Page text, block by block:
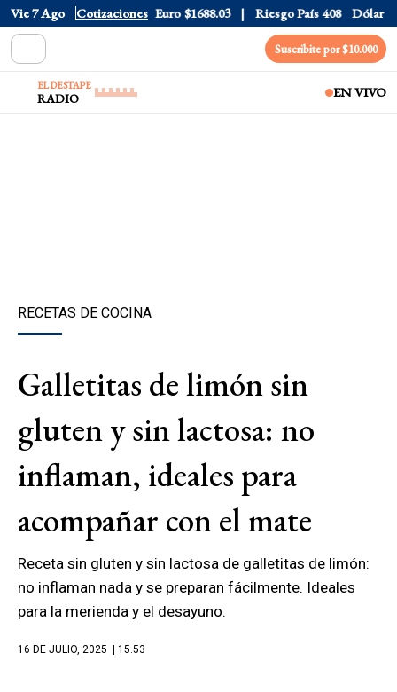
Vie 7 Ago Cotizaciones
Dólar CCL $1577.3 Euro $1688.03 Riesgo País 408 Dólar
Suscribite por $10.000
EL DESTAPE
RADIO EN VIVO
RECETAS DE COCINA
Galletitas de limón sin
gluten y sin lactosa: no
inflaman, ideales para
acompañar con el mate
Receta sin gluten y sin lactosa de galletitas de limón:
no inflaman nada y se preparan fácilmente. Ideales
para la merienda y el desayuno.
16 DE JULIO, 2025 | 15.53